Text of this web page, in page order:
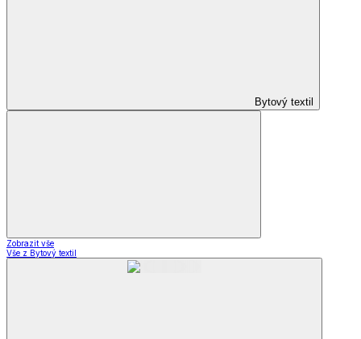
Bytový textil
Zobrazit vše
Vše z Bytový textil